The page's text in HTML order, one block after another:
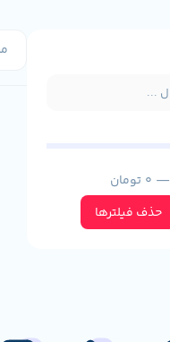
—
0 تومان
حذف فیلترها